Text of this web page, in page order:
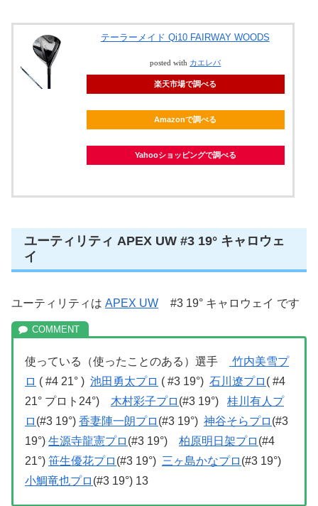
テーラーメイド Qi10 FAIRWAY WOODS
posted with カエレバ
楽天市場で調べる
Amazonで調べる
Yahooショッピングで調べる
ユーティリティ APEX UW #3 19° キャロウェ
イ
ユーティリティは APEX UW #3 19° キャロウェイ です
使っている（使ったことのある）選手
竹内美雪プ
ロ ( #4 21° ) 池田勇太プロ ( #3 19°) 石川遼プロ ( #4
21° プロト24°) 木村彩子プロ (#3 19°) 桂川有人プ
ロ (#3 19°) 香妻陣一朗プロ (#3 19°) 神谷そらプロ (#3
19°) 生源寺龍憲プロ (#3 19°) 柏原明日架プロ (#4
21°) 笹生優花プロ (#3 19°) 三ヶ島かなプロ (#3 19°)
小鯛竜也プロ (#3 19°) 13